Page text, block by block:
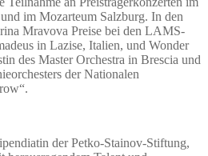
im Mozarteum Salzburg. In den
Mravova Preise bei den LAMS-
in Lazise, Italien, und Wonder
des Master Orchestra in Brescia und
der Nationalen
der Petko-Stainov-Stiftung,